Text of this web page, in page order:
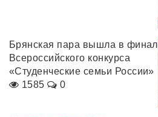
Брянская пара вышла в финал
Всероссийского конкурса
«Студенческие семьи России»
1585
0